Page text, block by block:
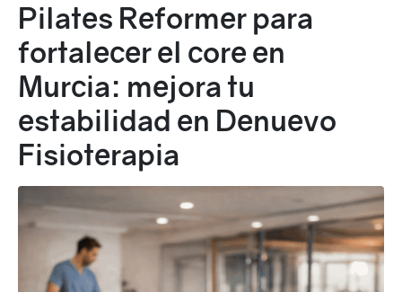
Pilates Reformer para
fortalecer el core en
Murcia: mejora tu
estabilidad en Denuevo
Fisioterapia